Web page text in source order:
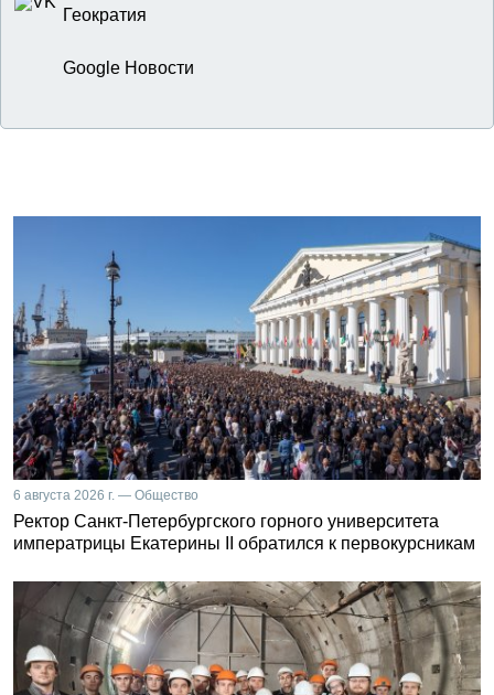
Геократия
Google Новости
6 августа 2026 г. — Общество
Ректор Санкт-Петербургского горного университета
императрицы Екатерины II обратился к первокурсникам